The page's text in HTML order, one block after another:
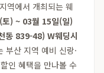
역에서 개최되는 웨
) ~ 03월 15일(일)
동 839-48) W웨딩시
부산 지역 예비 신랑·
인 혜택을 만나볼 수